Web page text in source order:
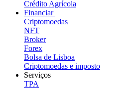
Crédito Agrícola
Financiar
Criptomoedas
NFT
Broker
Forex
Bolsa de Lisboa
Criptomoedas e imposto
Serviços
TPA